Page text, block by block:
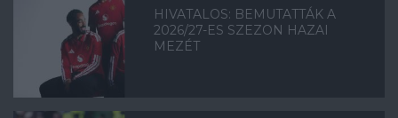
HIVATALOS: BEMUTATTÁK A
2026/27-ES SZEZON HAZAI
MEZÉT